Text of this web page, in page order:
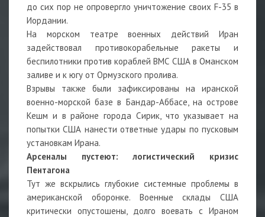
до сих пор не опровергло уничтожение своих F-35 в
Иордании.
На морском театре военных действий Иран
задействовал противокорабельные ракеты и
беспилотники против кораблей ВМС США в Оманском
заливе и к югу от Ормузского пролива.
Взрывы также были зафиксированы на иранской
военно-морской базе в Бандар-Аббасе, на острове
Кешм и в районе города Сирик, что указывает на
попытки США нанести ответные удары по пусковым
установкам Ирана.
Арсеналы пустеют: логистический кризис
Пентагона
Тут же вскрылись глубокие системные проблемы в
американской оборонке. Военные склады США
критически опустошены, долго воевать с Ираном